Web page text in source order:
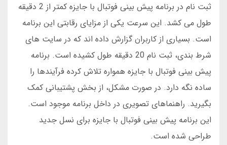
ثبت نام در برنامه پیش بینی فوتبال با جایزه کمتر از 2 دقیقه
طول می کشد. این سرعت یکی از مزایای رقابتی این برنامه
است. بسیاری از کاربران گزارش داده اند که در سایت های
شرط بندی، ثبت نام 20 دقیقه طول کشیده است. برنامه
پیش بینی فوتبال با جایزه همواره تلاش کرده فرآیندها را
ساده نگه دارد. در صورت مشکل، از بخش پشتیبانی کمک
بگیرید. راهنماهای تصویری در داخل برنامه موجود است.
این برنامه پیش بینی فوتبال با جایزه برای نسل جدید
طراحی شده است.